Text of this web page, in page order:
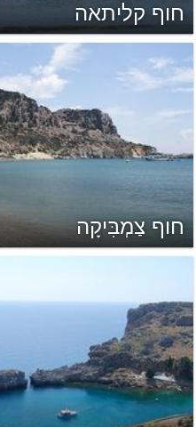
חוף קליתאה
חוף צַמְבִּיקָה